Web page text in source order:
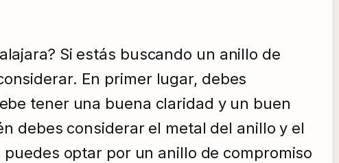
Si estás buscando un anillo de
En primer lugar, debes
tener una buena claridad y un buen
debes considerar el metal del anillo y el
optar por un anillo de compromiso